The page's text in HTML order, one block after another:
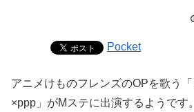
Pocket
アニメけものフレンズのOPを歌う
×ppp」がMステに出演するようです。